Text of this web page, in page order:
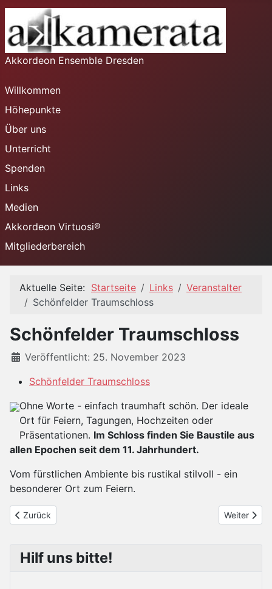
Akkordeon Ensemble Dresden
Willkommen
Höhepunkte
Über uns
Unterricht
Spenden
Links
Medien
Akkordeon Virtuosi®
Mitgliederbereich
Aktuelle Seite: Startseite Links
Veranstalter
Schönfelder Traumschloss
Schönfelder Traumschloss
Details
Veröffentlicht: 25. November 2023
Schönfelder Traumschloss
Ohne Worte - einfach traumhaft schön. Der ideale
Ort für Feiern, Tagungen, Hochzeiten oder
Präsentationen. Im Schloss finden Sie Baustile aus
allen Epochen seit dem 11. Jahrhundert.
Vom fürstlichen Ambiente bis rustikal stilvoll - ein
besonderer Ort zum Feiern.
Vorheriger Beitrag: Putjatinhaus Kleinschachtwitz
Zurück Nächster
Weiter
Hilf uns bitte!